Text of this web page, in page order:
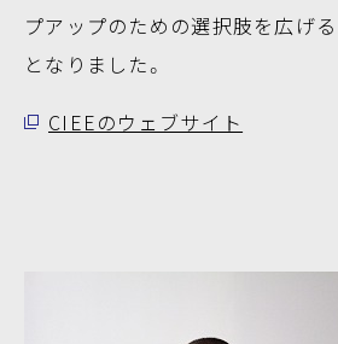
プアップのための選択肢を広げ
となりました。
CIEEのウェブサイト